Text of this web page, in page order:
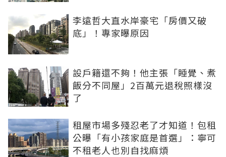
李遠哲大直水岸豪宅「房價又破
底」！專家曝原因
設戶籍還不夠！他主張「睡覺、煮
飯分不同屋」2百萬元退稅照樣沒
了
租屋市場多殘忍老了才知道！包租
公曝「有小孩家庭是首選」：寧可
不租老人也別自找麻煩